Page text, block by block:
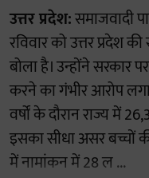
उत्तर प्रदेश:समाजवादी
रविवार को उत्तर प्रदेश
बोला है। उन्होंने सरकार
करने का गंभीर आरोप
वर्षों के दौरान राज्य में
इसका सीधा असर बच्चों
में नामांकन में 28 ल ...